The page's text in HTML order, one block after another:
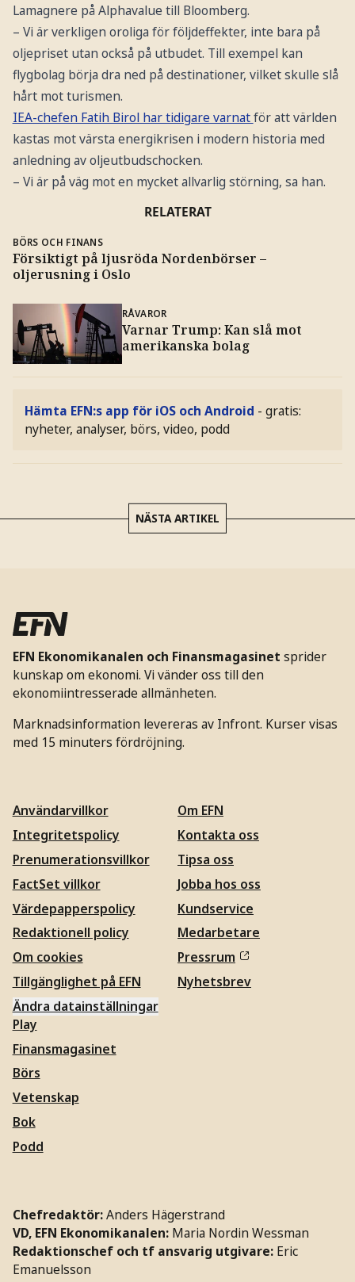
Lamagnere på Alphavalue till Bloomberg.
– Vi är verkligen oroliga för följdeffekter, inte bara på
oljepriset utan också på utbudet. Till exempel kan
flygbolag börja dra ned på destinationer, vilket skulle slå
hårt mot turismen.
IEA-chefen Fatih Birol har tidigare varnatför att världen
kastas mot värsta energikrisen i modern historia med
anledning av oljeutbudschocken.
– Vi är på väg mot en mycket allvarlig störning, sa han.
RELATERAT
BÖRS OCH FINANS
Försiktigt på ljusröda Nordenbörser –
oljerusning i Oslo
RÅVAROR
Varnar Trump: Kan slå mot
amerikanska bolag
Hämta EFN:s app för iOS och Android - gratis:
nyheter, analyser, börs, video, podd
NÄSTA ARTIKEL
EFN Ekonomikanalen och Finansmagasinet sprider
kunskap om ekonomi. Vi vänder oss till den
ekonomiintresserade allmänheten.
Marknadsinformation levereras av Infront. Kurser visas
med 15 minuters fördröjning.
Användarvillkor
Integritetspolicy
Prenumerationsvillkor
FactSet villkor
Värdepapperspolicy
Redaktionell policy
Om cookies
Tillgänglighet på EFN
Ändra datainställningar
Om EFN
Kontakta oss
Tipsa oss
Jobba hos oss
Kundservice
Medarbetare
Pressrum
Nyhetsbrev
Play
Finansmagasinet
Börs
Vetenskap
Bok
Podd
Chefredaktör:Anders Hägerstrand
VD, EFN Ekonomikanalen: Maria Nordin Wessman
Redaktionschef och tf ansvarig utgivare: Eric
Emanuelsson